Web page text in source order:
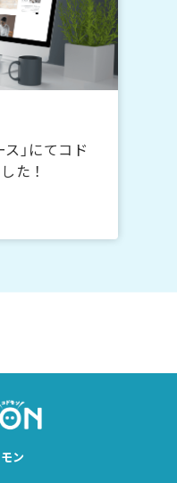
ス」にてコド
た！
ン